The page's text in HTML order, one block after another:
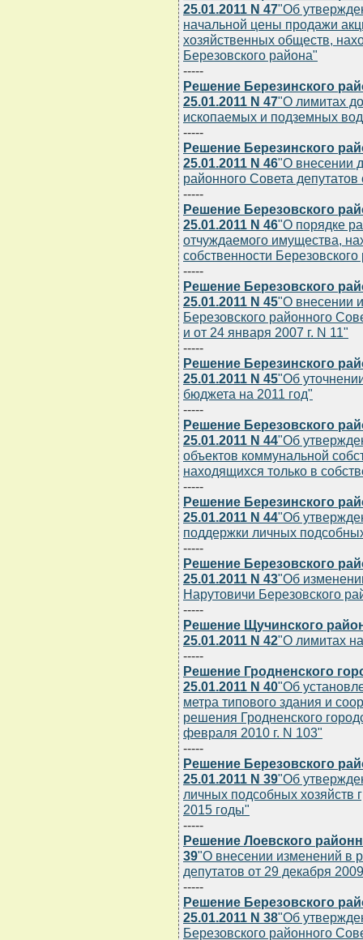
25.01.2011 N 47"Об
начальной цены продажи
хозяйственных обществ,
Березовского района"
-----
Решение Березинского
25.01.2011 N 47"О лимитах
ископаемых и подземных
-----
Решение Березинского
25.01.2011 N 46"О внесении
районного Совета
-----
Решение Березовского
25.01.2011 N 46"О порядке
отчуждаемого имущества,
собственности
-----
Решение Березовского
25.01.2011 N 45"О внесении
Березовского районного
и от 24 января 2007 г. N 11"
-----
Решение Березинского
25.01.2011 N 45"Об
бюджета на 2011 год"
-----
Решение Березовского
25.01.2011 N 44"Об
объектов коммунальной
находящихся только в
-----
Решение Березинского
25.01.2011 N 44"Об
поддержки личных
-----
Решение Березовского
25.01.2011 N 43"Об
Нарутовичи Березовского
-----
Решение Щучинского
25.01.2011 N 42"О лимитах
-----
Решение Гродненского
25.01.2011 N 40"Об
метра типового здания и
решения Гродненского
февраля 2010 г. N 103"
-----
Решение Березовского
25.01.2011 N 39"Об
личных подсобных хозяйств
2015 годы"
-----
Решение Лоевского
39"О внесении изменений в
депутатов от 29 декабря
-----
Решение Березовского
25.01.2011 N 38"Об
Березовского районного